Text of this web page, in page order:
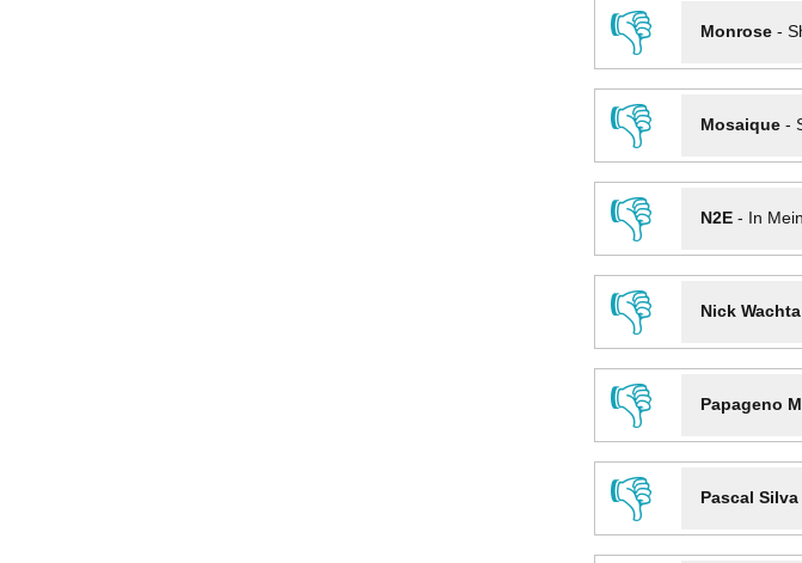
👎
Monrose-
👎
Mosaique-
👎
N2E- In
👎
Nick
👎
Papageno
👎
Pascal Silva